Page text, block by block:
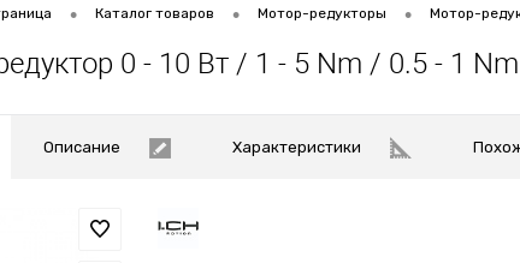
• Каталог товаров • Мотор-редукторы • Мотор-
0 - 10 Вт / 1 - 5 Nm / 0.5 - 1
Описание Характеристики